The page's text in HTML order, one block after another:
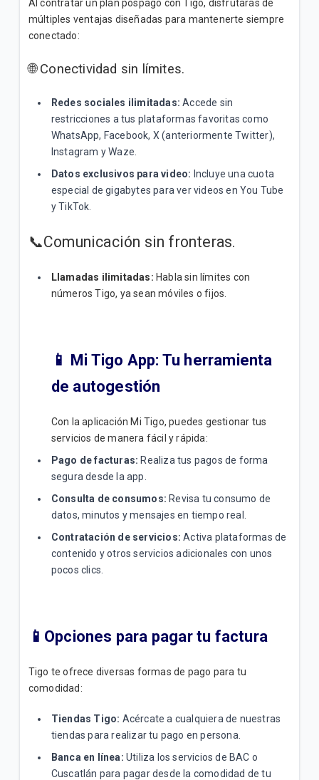
¿Cómo encontrar tus puntos de venta más
cercanos? | General
Al contratar un plan pospago con Tigo, disfrutarás de
múltiples ventajas diseñadas para mantenerte siempre
conectado:
🌐 Conectividad sin límites.
Redes sociales ilimitadas: Accede sin
restricciones a tus plataformas favoritas como
WhatsApp, Facebook, X (anteriormente Twitter),
Instagram y Waze.
Datos exclusivos para video: Incluye una cuota
especial de gigabytes para ver videos en You Tube
y TikTok.
📞Comunicación sin fronteras.
Llamadas ilimitadas: Habla sin límites con
números Tigo, ya sean móviles o fijos.
📱 Mi Tigo App: Tu herramienta
de autogestión
Con la aplicación Mi Tigo, puedes gestionar tus
servicios de manera fácil y rápida:
Pago de facturas: Realiza tus pagos de forma
segura desde la app.
Consulta de consumos: Revisa tu consumo de
datos, minutos y mensajes en tiempo real.
Contratación de servicios: Activa plataformas de
contenido y otros servicios adicionales con unos
pocos clics.
📱Opciones para pagar tu factura
Tigo te ofrece diversas formas de pago para tu
comodidad:
Tiendas Tigo: Acércate a cualquiera de nuestras
tiendas para realizar tu pago en persona.
Banca en línea: Utiliza los servicios de BAC o
Cuscatlán para pagar desde la comodidad de tu